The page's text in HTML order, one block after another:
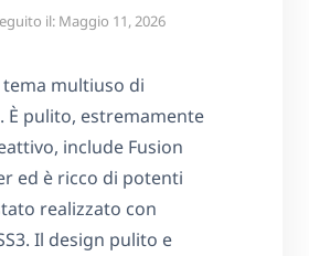
il: Maggio 11, 2026
tema multiuso di
È pulito, estremamente
include Fusion
ed è ricco di potenti
realizzato con
Il design pulito e